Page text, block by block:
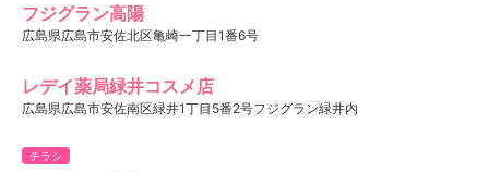
フジグラン高陽
広島県広島市安佐北区亀崎一丁目1番6号
レデイ薬局緑井コスメ店
広島県広島市安佐南区緑井1丁目5番2号フジグラン緑井内
チラシ